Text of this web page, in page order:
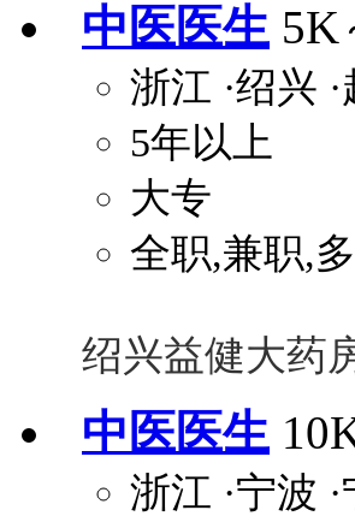
中医医生 5K
浙江 ·绍兴
5年以上
大专
全职,兼职,
绍兴益健大药
中医医生
浙江 ·宁波